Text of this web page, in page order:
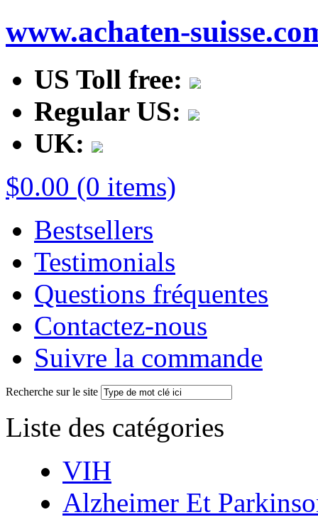
www.achaten-
US Toll free:
Regular US:
UK:
$0.00 (0 items)
Bestsellers
Testimonials
Questions fréquentes
Contactez-nous
Suivre la commande
Recherche sur le site
Liste des catégories
VIH
Alzheimer Et